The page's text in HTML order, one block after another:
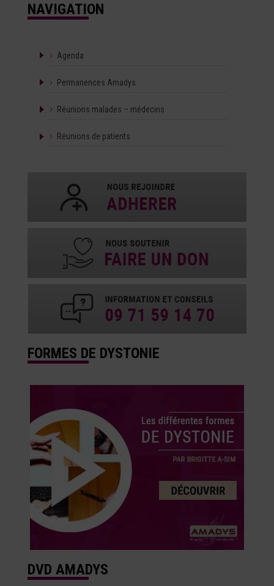
NAVIGATION
Agenda
Permanences Amadys
Réunions malades – médecins
Réunions de patients
FORMES DE DYSTONIE
DVD AMADYS